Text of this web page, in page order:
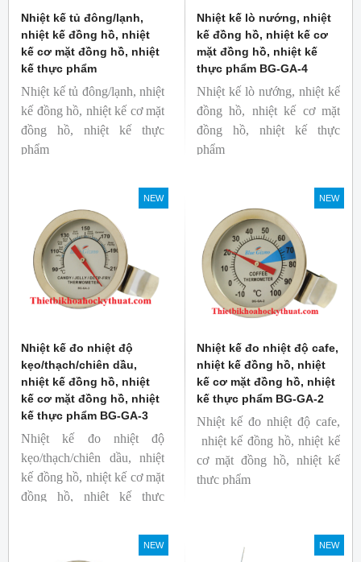
Nhiệt kế tủ đông/lạnh,
nhiệt kế đồng hồ, nhiệt
kế cơ mặt đồng hồ, nhiệt
kế thực phẩm
Nhiệt kế tủ đông/lạnh, nhiệt
kế đồng hồ, nhiệt kế cơ mặt
đồng hồ, nhiệt kế thực
phẩm
Thương hiệu: Blue Gizmo
Nhiệt kế lò nướng, nhiệt
kế đồng hồ, nhiệt kế cơ
mặt đồng hồ, nhiệt kế
thực phẩm BG-GA-4
Nhiệt kế lò nướng, nhiệt kế
đồng hồ, nhiệt kế cơ mặt
đồng hồ, nhiệt kế thực
phẩm
Thương hiệu: Blue Gizmo
NEW
Nhiệt kế đo nhiệt độ
kẹo/thạch/chiên dầu,
nhiệt kế đồng hồ, nhiệt
kế cơ mặt đồng hồ, nhiệt
kế thực phẩm BG-GA-3
Nhiệt kế đo nhiệt độ
kẹo/thạch/chiên dầu, nhiệt
kế đồng hồ, nhiệt kế cơ mặt
đồng hồ, nhiệt kế thực
Thương hiệu: Blue Gizmo
NEW
Nhiệt kế đo nhiệt độ cafe,
nhiệt kế đồng hồ, nhiệt
kế cơ mặt đồng hồ, nhiệt
kế thực phẩm BG-GA-2
Nhiệt kế đo nhiệt độ cafe,
nhiệt kế đồng hồ, nhiệt kế
cơ mặt đồng hồ, nhiệt kế
thực phẩm
NEW NEW